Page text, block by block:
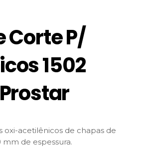
Corte P/
1502
oxi-acetilênicos de chapas de
de espessura.